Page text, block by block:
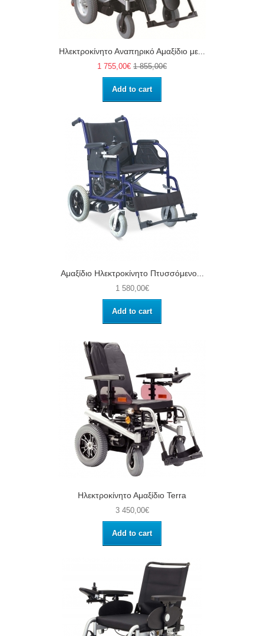
Ηλεκτροκίνητο Αναπηρικό Αμαξίδιο με...
1 755,00€ 1 855,00€
Add to cart
Αμαξίδιο Ηλεκτροκίνητο Πτυσσόμενο...
1 580,00€
Add to cart
Ηλεκτροκίνητο Αμαξίδιο Terra
3 450,00€
Add to cart